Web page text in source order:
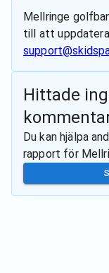
Mellringe
till att
Hittade
Du kan hjälpa
rapport för